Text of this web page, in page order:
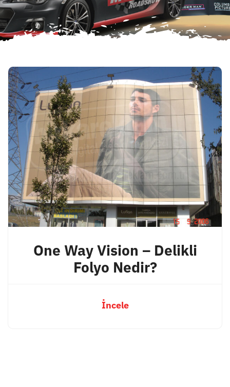
One Way Vision – Delikli
Folyo Nedir?
İncele